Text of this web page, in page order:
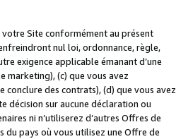
Site conformément au présent
nul loi, ordonnance, règle,
exigence applicable émanant d’une
marketing), (c) que vous avez
conclure des contrats), (d) que vous avez
décision sur aucune déclaration ou
ni n’utiliserez d’autres Offres de
du pays où vous utilisez une Offre de